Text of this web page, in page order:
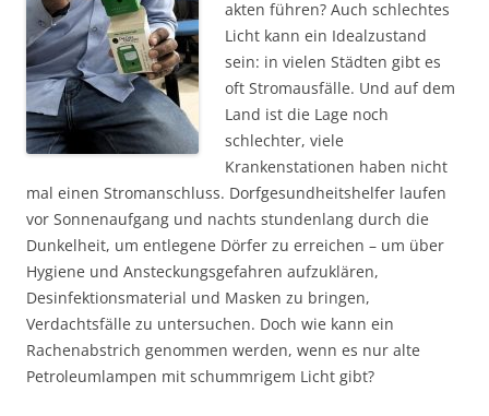
akten führen? Auch schlechtes
Licht kann ein Idealzu­stand
sein: in vie­len Städten gibt es
oft Stromausfälle. Und auf dem
Land ist die Lage noch
schlechter, viele
Krankenstationen haben nicht
mal einen Stromanschluss. Dorfgesundheitshelfer lau­f­en
vor Sonnenaufgang und nachts stundenlang durch die
Dunkelheit, um entlegene Dörfer zu erreichen – um über
Hygiene und Ansteckungs­gefahren aufzuklären,
Desinfektionsmater­i­al und Masken zu bringen,
Verdachtsfälle zu untersuchen. Doch wie kann ein
Rachenabstrich genommen werden, wenn es nur alte
Petroleum­lampen mit schummrigem Licht gibt?